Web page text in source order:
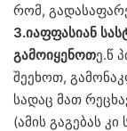
რომ,
3.იაფფასიან
გამოიყენოთე.წ
შეეხოთ,
სადაც მათ
(ამის გაგებას